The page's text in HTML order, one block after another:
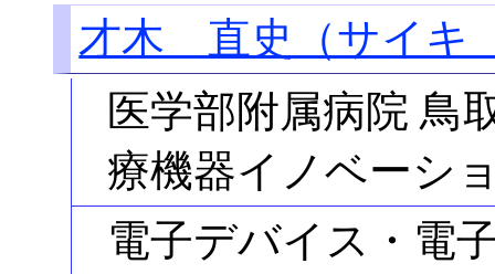
才木 直史（サイキ
医学部附属病院 鳥
療機器イノベーシ
電子デバイス・電